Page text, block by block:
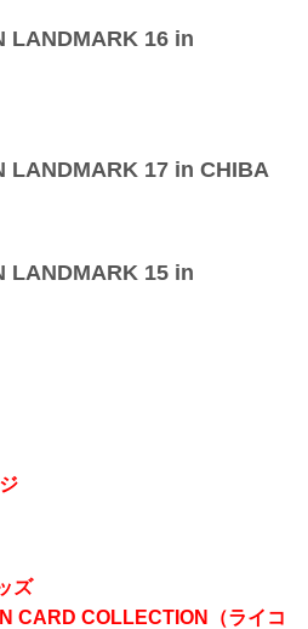
LANDMARK 16 in
LANDMARK 17 in CHIBA
LANDMARK 15 in
ズ
CARD COLLECTION（ライコ